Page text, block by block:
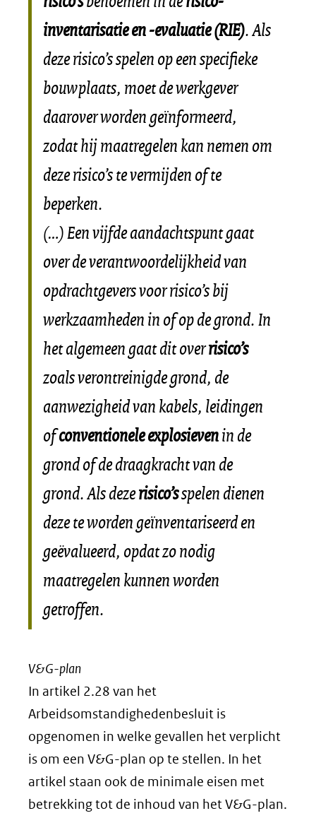
inventarisatie en -evaluatie (RIE). Als
deze risico’s spelen op een specifieke
bouwplaats, moet de werkgever
daarover worden geïnformeerd,
zodat hij maatregelen kan nemen om
deze risico’s te vermijden of te
beperken.
(…) Een vijfde aandachtspunt gaat
over de verantwoordelijkheid van
opdrachtgevers voor risico’s bij
werkzaamheden in of op de grond. In
het algemeen gaat dit overrisico’s
zoals verontreinigde grond, de
aanwezigheid van kabels, leidingen
ofconventionele explosievenin de
grond of de draagkracht van de
grond. Als dezerisico’sspelen dienen
deze te worden geïnventariseerd en
geëvalueerd, opdat zo nodig
maatregelen kunnen worden
getroffen.
V&G-plan
In artikel 2.28 van het
Arbeidsomstandighedenbesluit is
opgenomen in welke gevallen het verplicht
is om een V&G-plan op te stellen. In het
artikel staan ook de minimale eisen met
betrekking tot de inhoud van het V&G-plan.